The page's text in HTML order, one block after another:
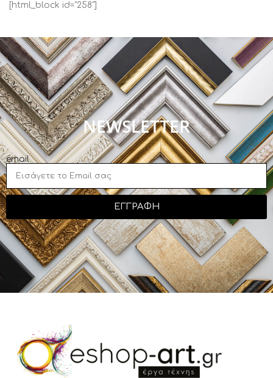
[html_block id="258"]
NEWSLETTER
email
ΕΓΓΡΑΦΗ